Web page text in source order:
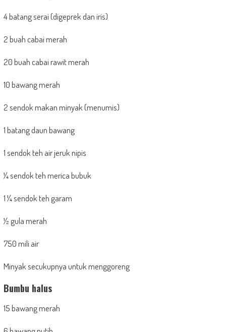
4 batang serai (digeprek dan iris)
2 buah cabai merah
20 buah cabai rawit merah
10 bawang merah
2 sendok makan minyak (menumis)
1 batang daun bawang
1 sendok teh air jeruk nipis
¼ sendok teh merica bubuk
1 ¼ sendok teh garam
½ gula merah
750 mili air
Minyak secukupnya untuk menggoreng
Bumbu halus
15 bawang merah